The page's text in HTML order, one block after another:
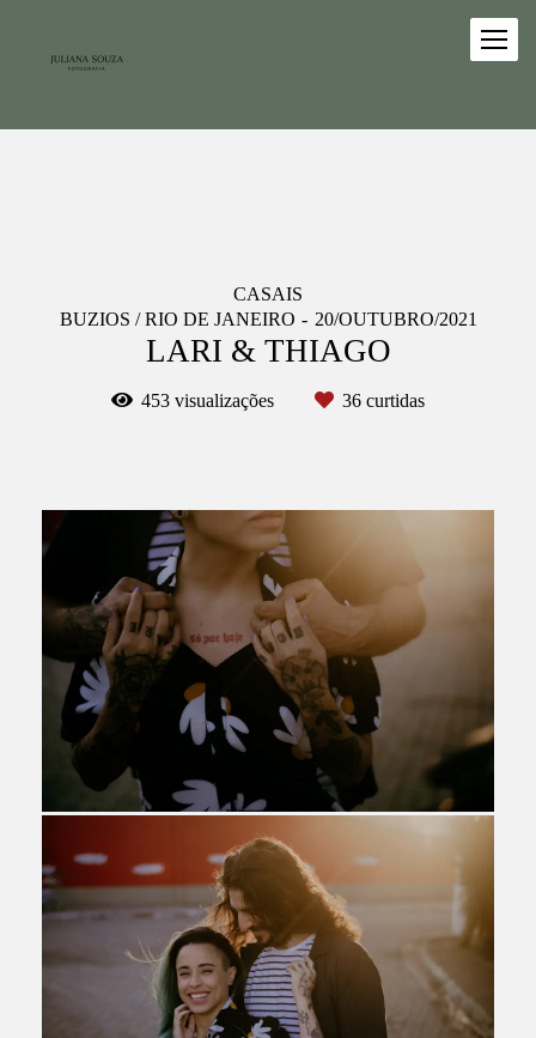
CASAIS
BUZIOS / RIO DE JANEIRO
20/OUTUBRO/2021
LARI & THIAGO
453 visualizações 36 curtidas